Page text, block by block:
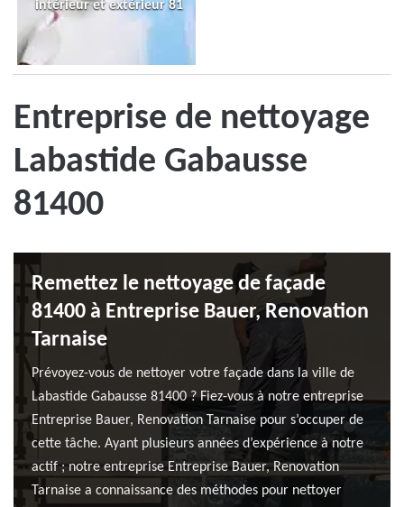
intérieur et extérieur 81
Entreprise de nettoyage
Labastide Gabausse
81400
Remettez le nettoyage de façade
81400 à Entreprise Bauer, Renovation
Tarnaise
Prévoyez-vous de nettoyer votre façade dans la ville de
Labastide Gabausse 81400 ? Fiez-vous à notre entreprise
Entreprise Bauer, Renovation Tarnaise pour s’occuper de
cette tâche. Ayant plusieurs années d’expérience à notre
actif ; notre entreprise Entreprise Bauer, Renovation
Tarnaise a connaissance des méthodes pour nettoyer